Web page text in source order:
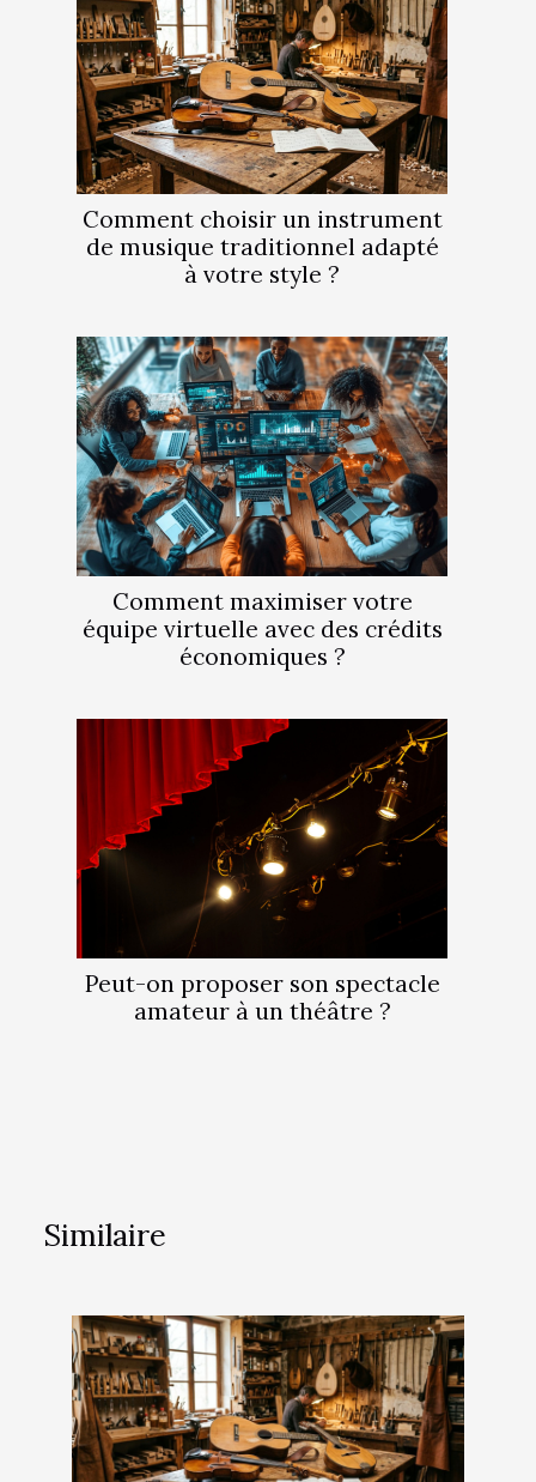
Comment choisir un instrument
de musique traditionnel adapté
à votre style ?
Comment maximiser votre
équipe virtuelle avec des crédits
économiques ?
Peut-on proposer son spectacle
amateur à un théâtre ?
Similaire